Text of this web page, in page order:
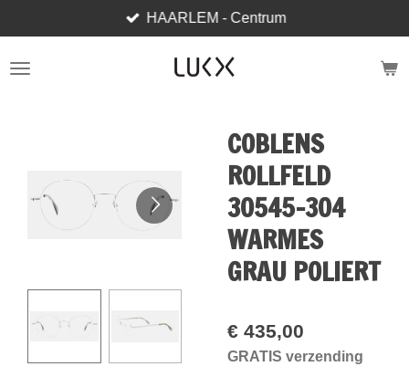
direct
naar
HAARLEM - Centrum
COBLENS
ROLLFELD
30545-304
WARMES
GRAU POLIERT
€ 435,00
GRATIS verzending